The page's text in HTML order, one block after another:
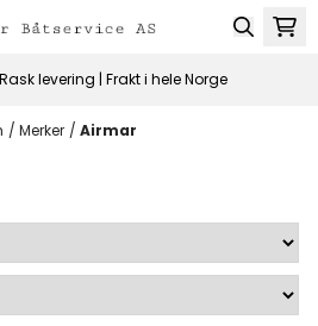
levering | Frakt i hele Norge
/ Merker / Airmar